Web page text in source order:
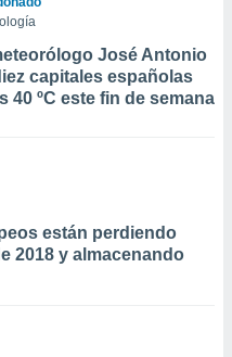
José Antonio
capitales españolas
40 ºC este fin de semana
están perdiendo
2018 y almacenando